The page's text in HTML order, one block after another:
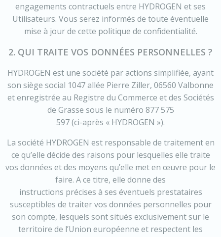
engagements contractuels entre HYDROGEN et ses
Utilisateurs. Vous serez informés de toute éventuelle
mise à jour de cette politique de confidentialité.
2. QUI TRAITE VOS DONNÉES PERSONNELLES ?
HYDROGEN est une société par actions simplifiée, ayant
son siège social 1047 allée Pierre Ziller, 06560 Valbonne
et enregistrée au Registre du Commerce et des Sociétés
de Grasse sous le numéro 877 575
597 (ci-après « HYDROGEN »).
La société HYDROGEN est responsable de traitement en
ce qu’elle décide des raisons pour lesquelles elle traite
vos données et des moyens qu’elle met en œuvre pour le
faire. A ce titre, elle donne des
instructions précises à ses éventuels prestataires
susceptibles de traiter vos données personnelles pour
son compte, lesquels sont situés exclusivement sur le
territoire de l’Union européenne et respectent les